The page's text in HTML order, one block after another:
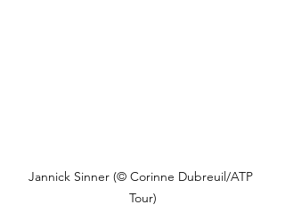
Jannick Sinner (© Corinne Dubreuil/ATP
Tour)